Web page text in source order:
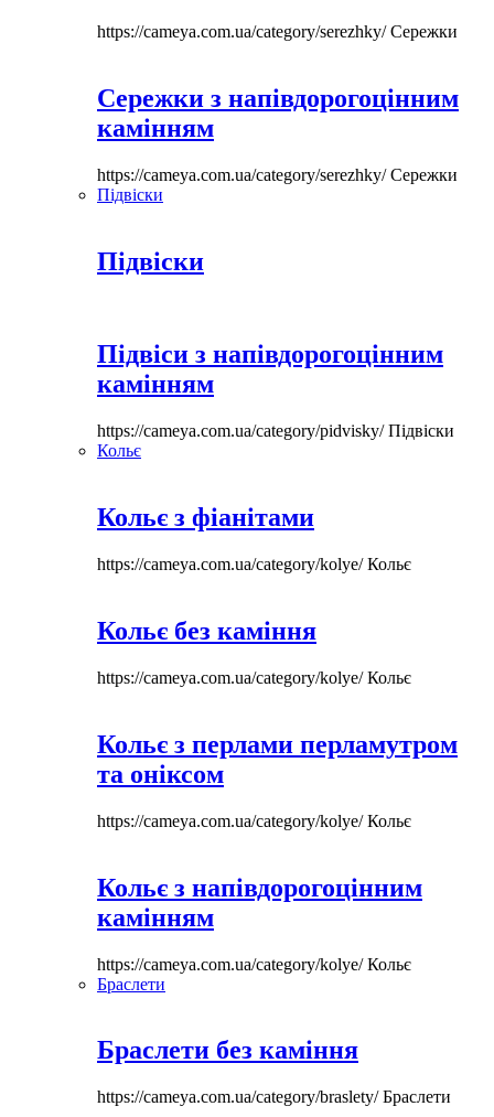
https://cameya.com.ua/category/serezhky/Сережки
Сережки з напівдорогоцінним
камінням
https://cameya.com.ua/category/serezhky/Сережки
Підвіски
Підвіски
Підвіси з напівдорогоцінним
камінням
https://cameya.com.ua/category/pidvisky/Підвіски
Кольє
Кольє з фіанітами
https://cameya.com.ua/category/kolye/Кольє
Кольє без каміння
https://cameya.com.ua/category/kolye/Кольє
Кольє з перлами перламутром
та оніксом
https://cameya.com.ua/category/kolye/Кольє
Кольє з напівдорогоцінним
камінням
https://cameya.com.ua/category/kolye/Кольє
Браслети
Браслети без каміння
https://cameya.com.ua/category/braslety/Браслети